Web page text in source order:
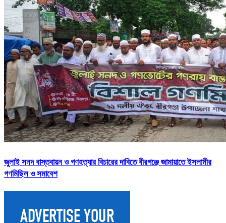
জুলাই সনদ বাস্তবায়ন ও গণহত্যার বিচারের দাবিতে বীরগঞ্জে জামায়াতে ইসলামীর
গণমিছিল ও সমাবেশ